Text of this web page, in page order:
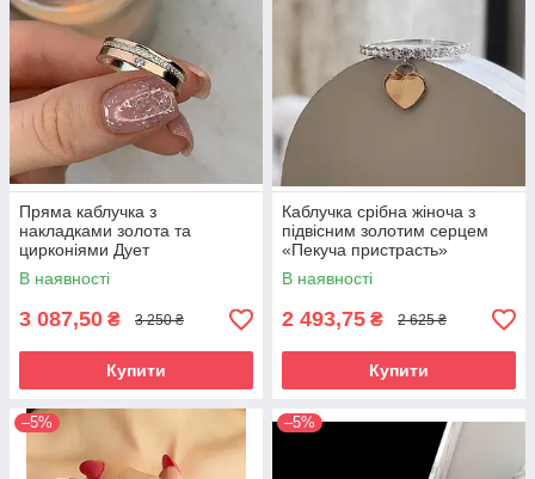
Пряма каблучка з
накладками золота та
цирконіями Дует
В наявності
3 087,50 ₴ 3 250 ₴
Купити
Каблучка срібна жіноча з
підвісним золотим серцем
«Пекуча пристрасть»
Каблучка зі срібла 925 проби
та золота 375 проби
В наявності
2 493,75 ₴ 2 625 ₴
Купити
–5% –5%